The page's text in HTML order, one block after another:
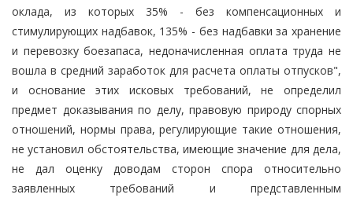
оклада, из которых 35% - без компенсационных и
стимулирующих надбавок, 135% - без надбавки за хранение
и перевозку боезапаса, недоначисленная оплата труда не
вошла в средний заработок для расчета оплаты отпусков",
и основание этих исковых требований, не определил
предмет доказывания по делу, правовую природу спорных
отношений, нормы права, регулирующие такие отношения,
не установил обстоятельства, имеющие значение для дела,
не дал оценку доводам сторон спора относительно
заявленных требований и представленным